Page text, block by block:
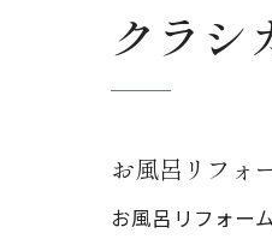
クラシ
お風呂リフォ
お風呂リフォー